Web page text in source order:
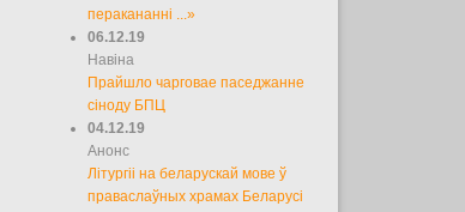
перакананні ...»
06.12.19
Навіна
Прайшло чарговае паседжанне
сіноду БПЦ
04.12.19
Анонс
Літургіі на беларускай мове ў
праваслаўных храмах Беларусі